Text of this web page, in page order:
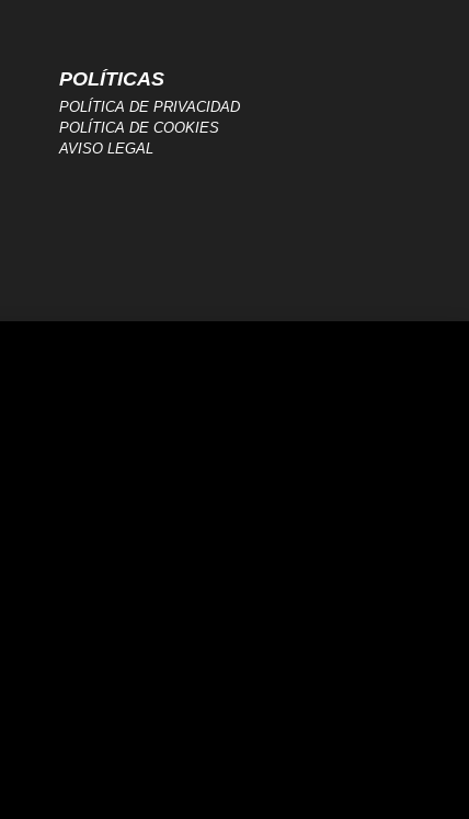
POLÍTICAS
POLÍTICA DE PRIVACIDAD
POLÍTICA DE COOKIES
AVISO LEGAL